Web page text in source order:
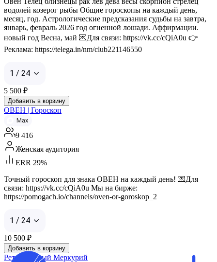
водолей козерог рыбы Общие гороскопы на каждый день,
месяц, год. Астрологические предсказания судьбы на завтра,
январь, февраль 2026 год огненной лошади. Аффирмации.
новый год Весна, май 💌Для связи: https://vk.cc/cQiA0u 👉
Реклама: https://telega.in/nm/club221146550
1 / 24
5 500 ₽
Добавить в корзину
ОВЕН | Гороскоп
Max
9 416
Женская аудитория
ERR 29%
Точный гороскоп для знака ОВЕН на каждый день! 💌Для
связи: https://vk.cc/cQiA0u Мы на бирже:
https://pomogach.io/channels/oven-or-goroskop_2
1 / 24
10 500 ₽
Добавить в корзину
Ретроградный Меркурий